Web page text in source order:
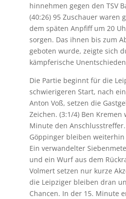
hinnehmen gegen den TSV
(40:26) 95 Zuschauer waren
dem späten Anpfiff um 20
sorgen. Das ihnen bis zum
geboten wurde, zeigte sich
kämpferische
Die Partie beginnt für die
schwierigeren Start, nach
Anton Voß, setzen die
Zeichen. (3:1/4) Ben
Minute den Anschlusstreffer.
Göppinger bleiben
Ein verwandelter
und ein Wurf aus dem
Volmert setzen nur kurze
die Leipziger bleiben dran
Chancen. In der 15. Minute